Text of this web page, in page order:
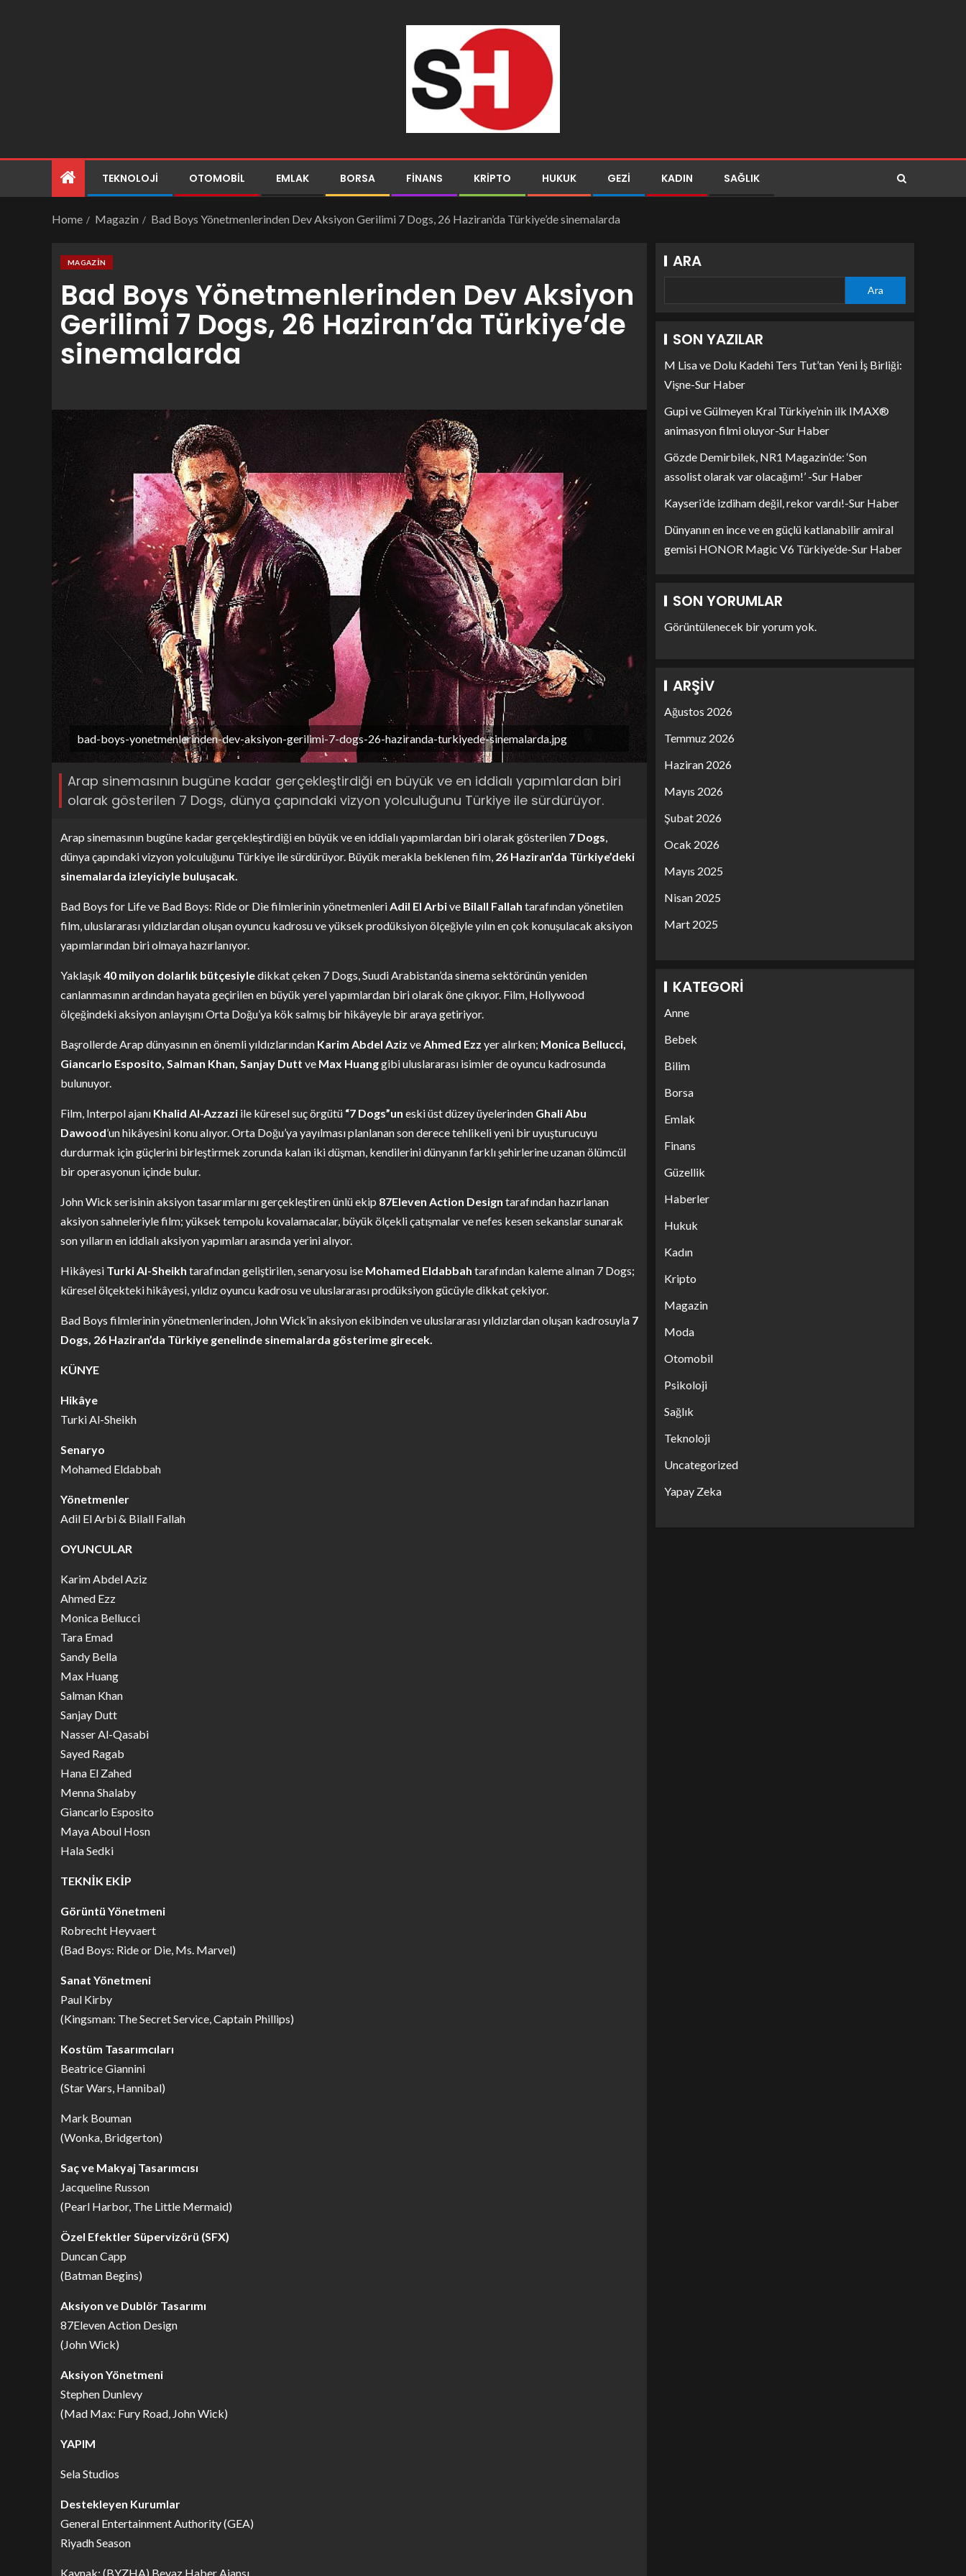
TEKNOLOJI OTOMOBIL EMLAK BORSA FINANS KRIPTO HUKUK GEZI KADIN SAĞLIK
Home Magazin Bad Boys Yönetmenlerinden Dev Aksiyon Gerilimi 7 Dogs, 26 Haziran’da Türkiye’de sinemalarda
MAGAZIN
Bad Boys Yönetmenlerinden Dev Aksiyon
Gerilimi 7 Dogs, 26 Haziran’da Türkiye’de
sinemalarda
bad-boys-yonetmenlerinden-dev-aksiyon-gerilimi-7-dogs-26-haziranda-turkiyede-sinemalarda.jpg
Arap sinemasının bugüne kadar gerçekleştirdiği en büyük ve en iddialı yapımlardan biri
olarak gösterilen 7 Dogs, dünya çapındaki vizyon yolculuğunu Türkiye ile sürdürüyor.
Arap sinemasının bugüne kadar gerçekleştirdiği en büyük ve en iddialı yapımlardan biri olarak gösterilen 7 Dogs,
dünya çapındaki vizyon yolculuğunu Türkiye ile sürdürüyor. Büyük merakla beklenen film, 26 Haziran’da Türkiye’deki
sinemalarda izleyiciyle buluşacak.
Bad Boys for Life ve Bad Boys: Ride or Die filmlerinin yönetmenleriAdil El Arbive Bilall Fallah tarafından yönetilen
film, uluslararası yıldızlardan oluşan oyuncu kadrosu ve yüksek prodüksiyon ölçeğiyle yılın en çok konuşulacak aksiyon
yapımlarından biri olmaya hazırlanıyor.
Yaklaşık 40 milyon dolarlık bütçesiyledikkat çeken 7 Dogs, Suudi Arabistan’da sinema sektörünün yeniden
canlanmasının ardından hayata geçirilen en büyük yerel yapımlardan biri olarak öne çıkıyor. Film, Hollywood
ölçeğindeki aksiyon anlayışını Orta Doğu’ya kök salmış bir hikâyeyle bir araya getiriyor.
Başrollerde Arap dünyasının en önemli yıldızlarından Karim Abdel Aziz veAhmed Ezz yer alırken; Monica Bellucci,
Giancarlo Esposito, Salman Khan, Sanjay Dutt ve Max Huanggibi uluslararası isimler de oyuncu kadrosunda
bulunuyor.
Film, Interpol ajanı Khalid Al-Azzazi ile küresel suç örgütü “7 Dogs”un eski üst düzey üyelerinden Ghali Abu
Dawood’un hikâyesini konu alıyor. Orta Doğu’ya yayılması planlanan son derece tehlikeli yeni bir uyuşturucuyu
durdurmak için güçlerini birleştirmek zorunda kalan iki düşman, kendilerini dünyanın farklı şehirlerine uzanan ölümcül
bir operasyonun içinde bulur.
John Wick serisinin aksiyon tasarımlarını gerçekleştiren ünlü ekip 87Eleven Action Design tarafından hazırlanan
aksiyon sahneleriyle film; yüksek tempolu kovalamacalar, büyük ölçekli çatışmalar ve nefes kesen sekanslar sunarak
son yılların en iddialı aksiyon yapımları arasında yerini alıyor.
Hikâyesi Turki Al-Sheikh tarafından geliştirilen, senaryosu ise Mohamed Eldabbah tarafından kaleme alınan 7 Dogs;
küresel ölçekteki hikâyesi, yıldız oyuncu kadrosu ve uluslararası prodüksiyon gücüyle dikkat çekiyor.
Bad Boys filmlerinin yönetmenlerinden, John Wick’in aksiyon ekibinden ve uluslararası yıldızlardan oluşan kadrosuyla 7
Dogs, 26 Haziran’da Türkiye genelinde sinemalarda gösterime girecek.
KÜNYE
Hikâye
Turki Al-Sheikh
Senaryo
Mohamed Eldabbah
Yönetmenler
Adil El Arbi & Bilall Fallah
OYUNCULAR
Karim Abdel Aziz
Ahmed Ezz
Monica Bellucci
Tara Emad
Sandy Bella
Max Huang
Salman Khan
Sanjay Dutt
Nasser Al-Qasabi
Sayed Ragab
Hana El Zahed
Menna Shalaby
Giancarlo Esposito
Maya Aboul Hosn
Hala Sedki
TEKNİK EKİP
Görüntü Yönetmeni
Robrecht Heyvaert
(Bad Boys: Ride or Die, Ms. Marvel)
Sanat Yönetmeni
Paul Kirby
(Kingsman: The Secret Service, Captain Phillips)
Kostüm Tasarımcıları
Beatrice Giannini
(Star Wars, Hannibal)
Mark Bouman
(Wonka, Bridgerton)
Saç ve Makyaj Tasarımcısı
Jacqueline Russon
(Pearl Harbor, The Little Mermaid)
Özel Efektler Süpervizörü (SFX)
Duncan Capp
(Batman Begins)
Aksiyon ve Dublör Tasarımı
87Eleven Action Design
(John Wick)
Aksiyon Yönetmeni
Stephen Dunlevy
(Mad Max: Fury Road, John Wick)
YAPIM
Sela Studios
Destekleyen Kurumlar
General Entertainment Authority (GEA)
Riyadh Season
Kaynak: (BYZHA) Beyaz Haber Ajansı
ARA
Ara
SON YAZILAR
M Lisa ve Dolu Kadehi Ters Tut’tan Yeni İş Birliği:
Vişne-Sur Haber
Gupi ve Gülmeyen Kral Türkiye’nin ilk IMAX®
animasyon filmi oluyor-Sur Haber
Gözde Demirbilek, NR1 Magazin’de: ‘Son
assolist olarak var olacağım!’ -Sur Haber
Kayseri’de izdiham değil, rekor vardı!-Sur Haber
Dünyanın en ince ve en güçlü katlanabilir amiral
gemisi HONOR Magic V6 Türkiye’de-Sur Haber
SON YORUMLAR
Görüntülenecek bir yorum yok.
ARŞIV
Ağustos 2026
Temmuz 2026
Haziran 2026
Mayıs 2026
Şubat 2026
Ocak 2026
Mayıs 2025
Nisan 2025
Mart 2025
KATEGORI
Anne
Bebek
Bilim
Borsa
Emlak
Finans
Güzellik
Haberler
Hukuk
Kadın
Kripto
Magazin
Moda
Otomobil
Psikoloji
Sağlık
Teknoloji
Uncategorized
Yapay Zeka